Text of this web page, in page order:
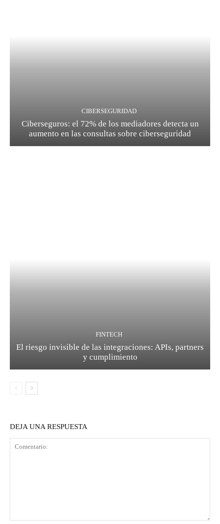
CIBERSEGURIDAD
Ciberseguros: el 72% de los mediadores detecta un
aumento en las consultas sobre ciberseguridad
FINTECH
El riesgo invisible de las integraciones: APIs, partners
y cumplimiento
DEJA UNA RESPUESTA